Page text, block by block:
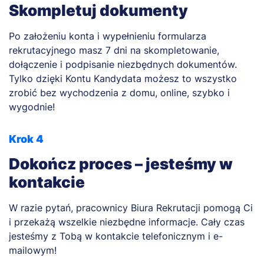
Skompletuj dokumenty
Po założeniu konta i wypełnieniu formularza
rekrutacyjnego masz 7 dni na skompletowanie,
dołączenie i podpisanie niezbędnych dokumentów.
Tylko dzięki Kontu Kandydata możesz to wszystko
zrobić bez wychodzenia z domu, online, szybko i
wygodnie!
Krok 4
Dokończ proces – jesteśmy w
kontakcie
W razie pytań, pracownicy Biura Rekrutacji pomogą Ci
i przekażą wszelkie niezbędne informacje. Cały czas
jesteśmy z Tobą w kontakcie telefonicznym i e-
mailowym!